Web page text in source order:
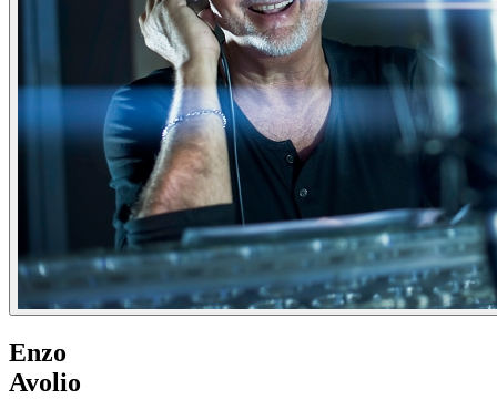
Enzo
Avolio